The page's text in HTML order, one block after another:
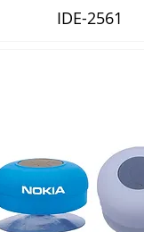
Vista rápida
IDE-2561